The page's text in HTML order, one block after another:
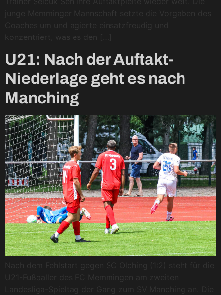
junge Memminger Mannschaft setzte die Vorgaben des
Coaches um und agierte einsatzfreudig und
konzentriert, was es den […]
U21: Nach der Auftakt-
Niederlage geht es nach
Manching
Nach dem Fehlstart gegen SC Olching (1:2) steht für die
U21-Fußballer des FC Memmingen am zweiten
Landesliga-Spieltag der Gang zum SV Manching an. Die